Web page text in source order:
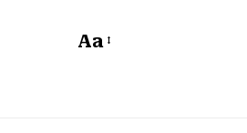
Aa